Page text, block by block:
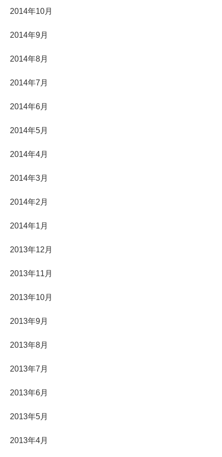
2014年10月
2014年9月
2014年8月
2014年7月
2014年6月
2014年5月
2014年4月
2014年3月
2014年2月
2014年1月
2013年12月
2013年11月
2013年10月
2013年9月
2013年8月
2013年7月
2013年6月
2013年5月
2013年4月